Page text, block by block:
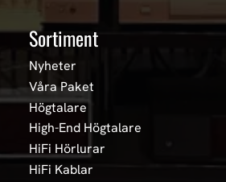
Sortiment
Nyheter
Våra Paket
Högtalare
High-End Högtalare
HiFi Hörlurar
HiFi Kablar